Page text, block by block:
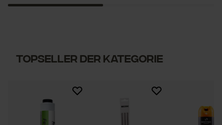
Topseller der Kategorie